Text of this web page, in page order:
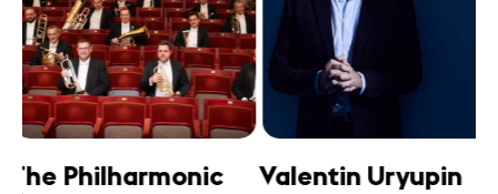
Valentin Uryupin Amihai